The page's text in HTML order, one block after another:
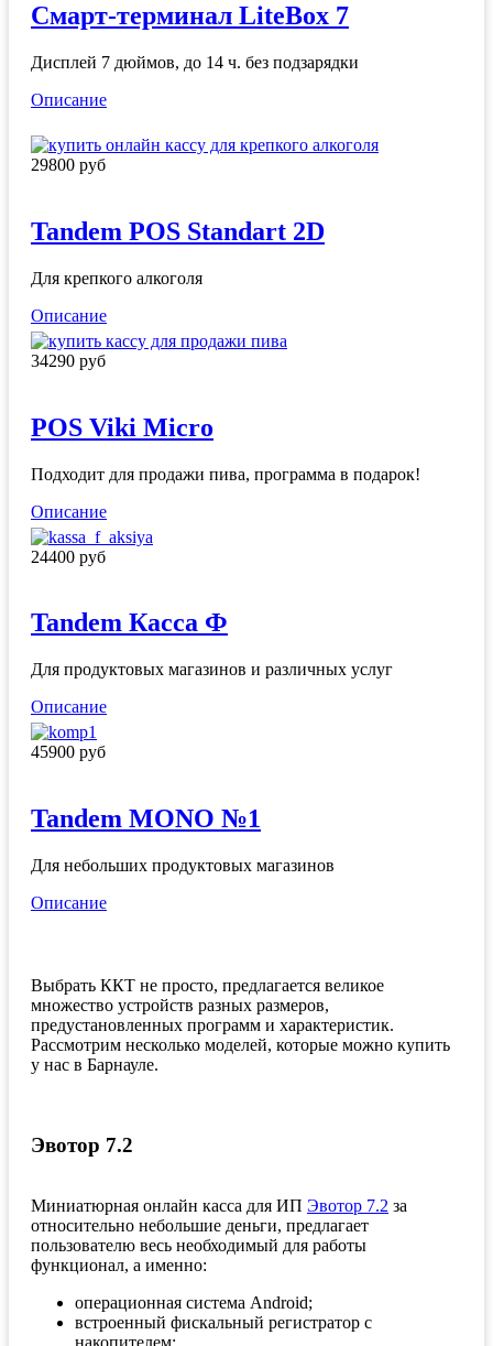
Смарт-терминал LiteBox 7
Дисплей 7 дюймов, до 14 ч. без подзарядки
Описание
29800 руб
Tandem POS Standart 2D
Для крепкого алкоголя
Описание
34290 руб
POS Viki Micro
Подходит для продажи пива, программа в подарок!
Описание
24400 руб
Tandem Касса Ф
Для продуктовых магазинов и различных услуг
Описание
45900 руб
Tandem MONO №1
Для небольших продуктовых магазинов
Описание
Выбрать ККТ не просто, предлагается великое
множество устройств разных размеров,
предустановленных программ и характеристик.
Рассмотрим несколько моделей, которые можно купить
у нас в Барнауле.
Эвотор 7.2
Миниатюрная онлайн касса для ИП Эвотор 7.2 за
относительно небольшие деньги, предлагает
пользователю весь необходимый для работы
функционал, а именно:
операционная система Android;
встроенный фискальный регистратор с
накопителем;